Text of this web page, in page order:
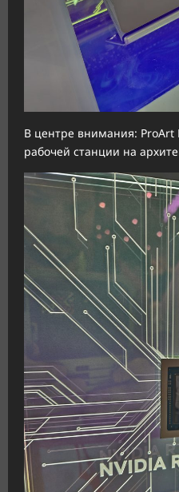
В центре внимания:
рабочей станции на